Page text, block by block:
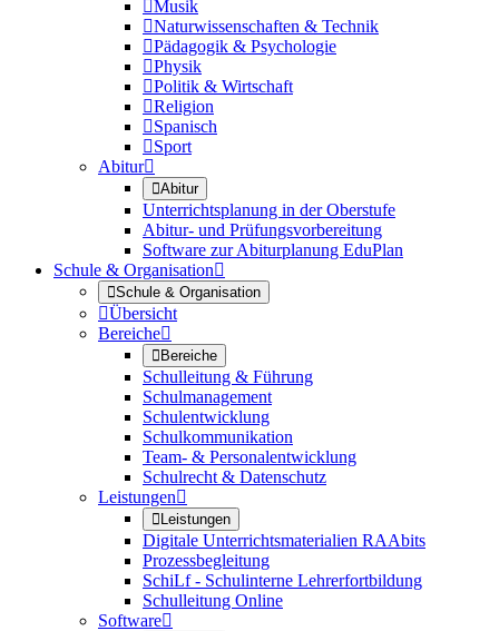
Musik
Naturwissenschaften & Technik
Pädagogik & Psychologie
Physik
Politik & Wirtschaft
Religion
Spanisch
Sport
Abitur
Abitur
Unterrichtsplanung in der Oberstufe
Abitur- und Prüfungsvorbereitung
Software zur Abiturplanung EduPlan
Schule & Organisation
Schule & Organisation
Übersicht
Bereiche
Bereiche
Schulleitung & Führung
Schulmanagement
Schulentwicklung
Schulkommunikation
Team- & Personalentwicklung
Schulrecht & Datenschutz
Leistungen
Leistungen
Digitale Unterrichtsmaterialien RAAbits
Prozessbegleitung
SchiLf - Schulinterne Lehrerfortbildung
Schulleitung Online
Software